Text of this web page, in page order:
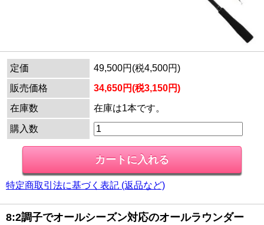
定価
49,500円(税4,500円)
販売価格
34,650円(税3,150円)
在庫数
在庫は1本です。
購入数
特定商取引法に基づく表記 (返品など)
8:2調子でオールシーズン対応のオールラウンダー